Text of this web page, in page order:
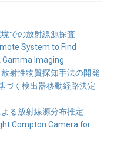
での放射線源探査
System to Find
Gamma Imaging
射性物質探知手法の開発
づく検出器移動経路決定
る放射線源分布推定
Compton Camera for